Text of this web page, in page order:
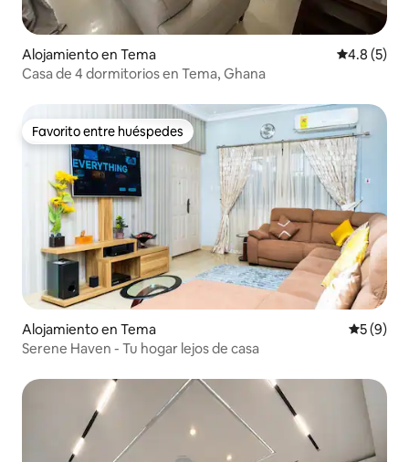
Alojamiento en Tema
4.8 (5)
Casa de 4 dormitorios en Tema, Ghana
Favorito entre huéspedes
Favorito entre huéspedes
Alojamiento en Tema
5 (9)
Serene Haven - Tu hogar lejos de casa